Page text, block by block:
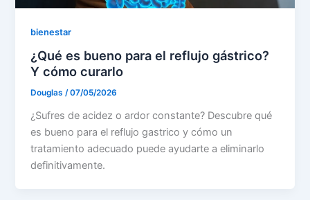
bienestar
¿Qué es bueno para el reflujo gástrico?
Y cómo curarlo
Douglas/07/05/2026
¿Sufres de acidez o ardor constante? Descubre qué
es bueno para el reflujo gastrico y cómo un
tratamiento adecuado puede ayudarte a eliminarlo
definitivamente.